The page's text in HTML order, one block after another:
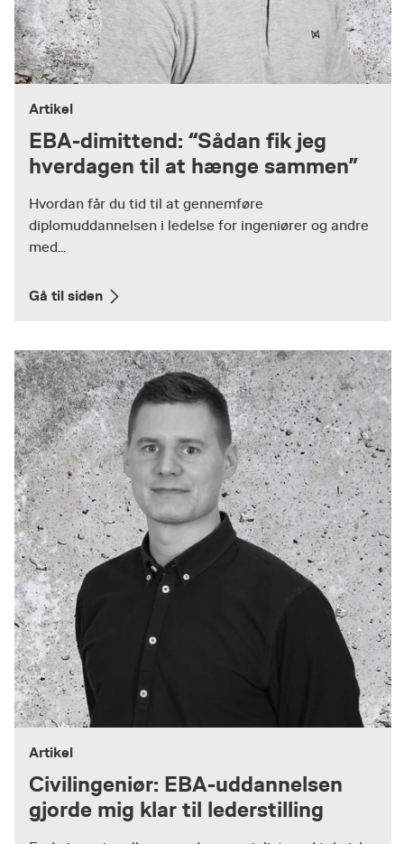
Artikel
EBA-dimittend: “Sådan fik jeg
hverdagen til at hænge sammen”
Hvordan får du tid til at gennemføre
diplomuddannelsen i ledelse for ingeniører og andre
med...
Gå til siden
Artikel
Civilingeniør: EBA-uddannelsen
gjorde mig klar til lederstilling